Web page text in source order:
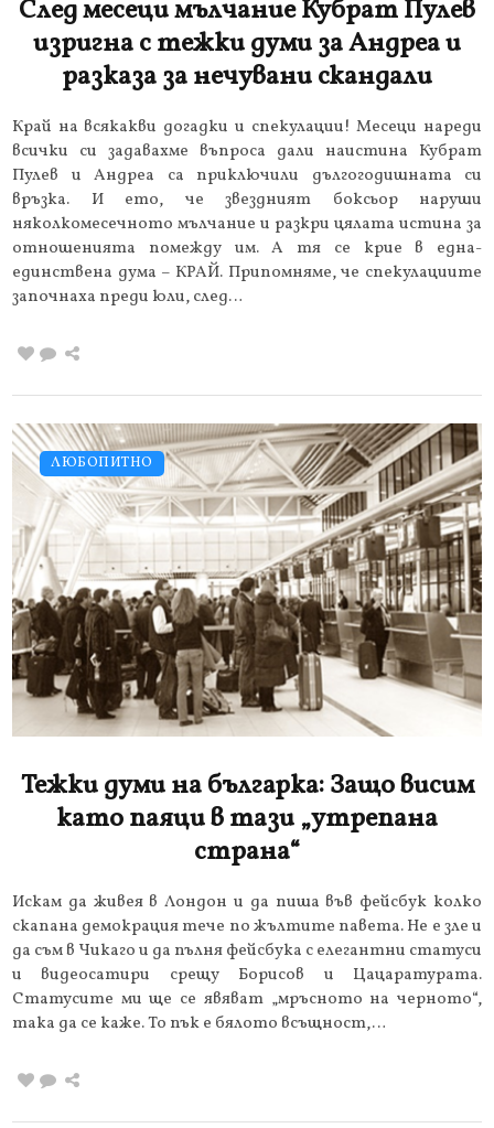
След месеци мълчание Кубрат Пулев
изригна с тежки думи за Андреа и
разказа за нечувани скандали
Край на всякакви догадки и спекулации! Месеци нареди
всички си задавахме въпроса дали наистина Кубрат
Пулев и Андреа са приключили дългогодишната си
връзка. И ето, че звездният боксьор наруши
няколкомесечното мълчание и разкри цялата истина за
отношенията помежду им. А тя се крие в една-
единствена дума – КРАЙ. Припомняме, че спекулациите
започнаха преди юли, след…
ЛЮБОПИТНО
Тежки думи на българка: Защо висим
като паяци в тази „утрепана
страна“
Искам да живея в Лондон и да пиша във фейсбук колко
скапана демокрация тече по жълтите павета. Не е зле и
да съм в Чикаго и да пълня фейсбука с елегантни статуси
и видеосатири срещу Борисов и Цацаратурата.
Статусите ми ще се явяват „мръсното на черното“,
така да се каже. То пък е бялото всъщност,…